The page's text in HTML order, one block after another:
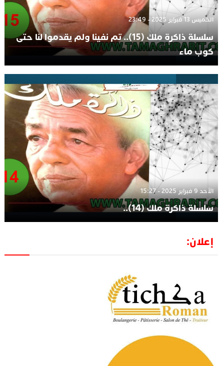
الخميس 13 فبراير 2025 - 23:49
سلسلة ذاكرة ملك (15).. تم نفينا ولم يقدموا لنا حتى
كوب ماء
الأحد 9 فبراير 2025 - 15:27
سلسلة ذاكرة ملك (14)..
إعلان: